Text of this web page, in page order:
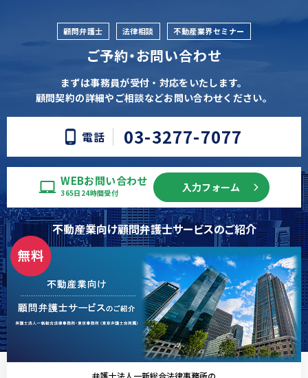
顧問弁護士 法律相談 不動産業界セミナー
ご予約・お問い合わせ
まずは事務員が受付・対応をいたします。
顧問契約の詳細やご相談などお問い合わせください。
電話 03-3277-7077
WEBお問い合わせ
365日24時間受付 入力フォーム
不動産業向け顧問弁護士サービスのご紹介